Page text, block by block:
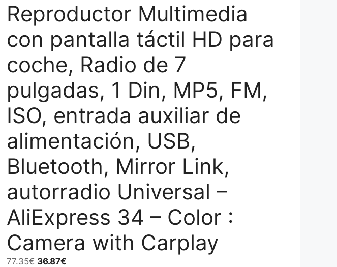
Reproductor Multimedia
con pantalla táctil HD para
coche, Radio de 7
pulgadas, 1 Din, MP5, FM,
ISO, entrada auxiliar de
alimentación, USB,
Bluetooth, Mirror Link,
autorradio Universal –
AliExpress 34 – Color :
Camera with Carplay
77.35€ El
36.87€